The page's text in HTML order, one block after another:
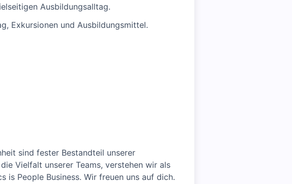
Ausbildungsalltag.
Exkursionen und Ausbildungsmittel.
sind fester Bestandteil unserer
Vielfalt unserer Teams, verstehen wir als
People Business. Wir freuen uns auf dich.